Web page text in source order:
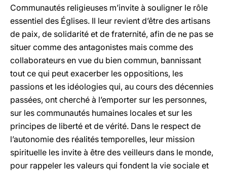
Communautés religieuses m’invite à souligner le rôle
essentiel des Églises. Il leur revient d’être des artisans
de paix, de solidarité et de fraternité, afin de ne pas se
situer comme des antagonistes mais comme des
collaborateurs en vue du bien commun, bannissant
tout ce qui peut exacerber les oppositions, les
passions et les idéologies qui, au cours des décennies
passées, ont cherché à l’emporter sur les personnes,
sur les communautés humaines locales et sur les
principes de liberté et de vérité. Dans le respect de
l’autonomie des réalités temporelles, leur mission
spirituelle les invite à être des veilleurs dans le monde,
pour rappeler les valeurs qui fondent la vie sociale et